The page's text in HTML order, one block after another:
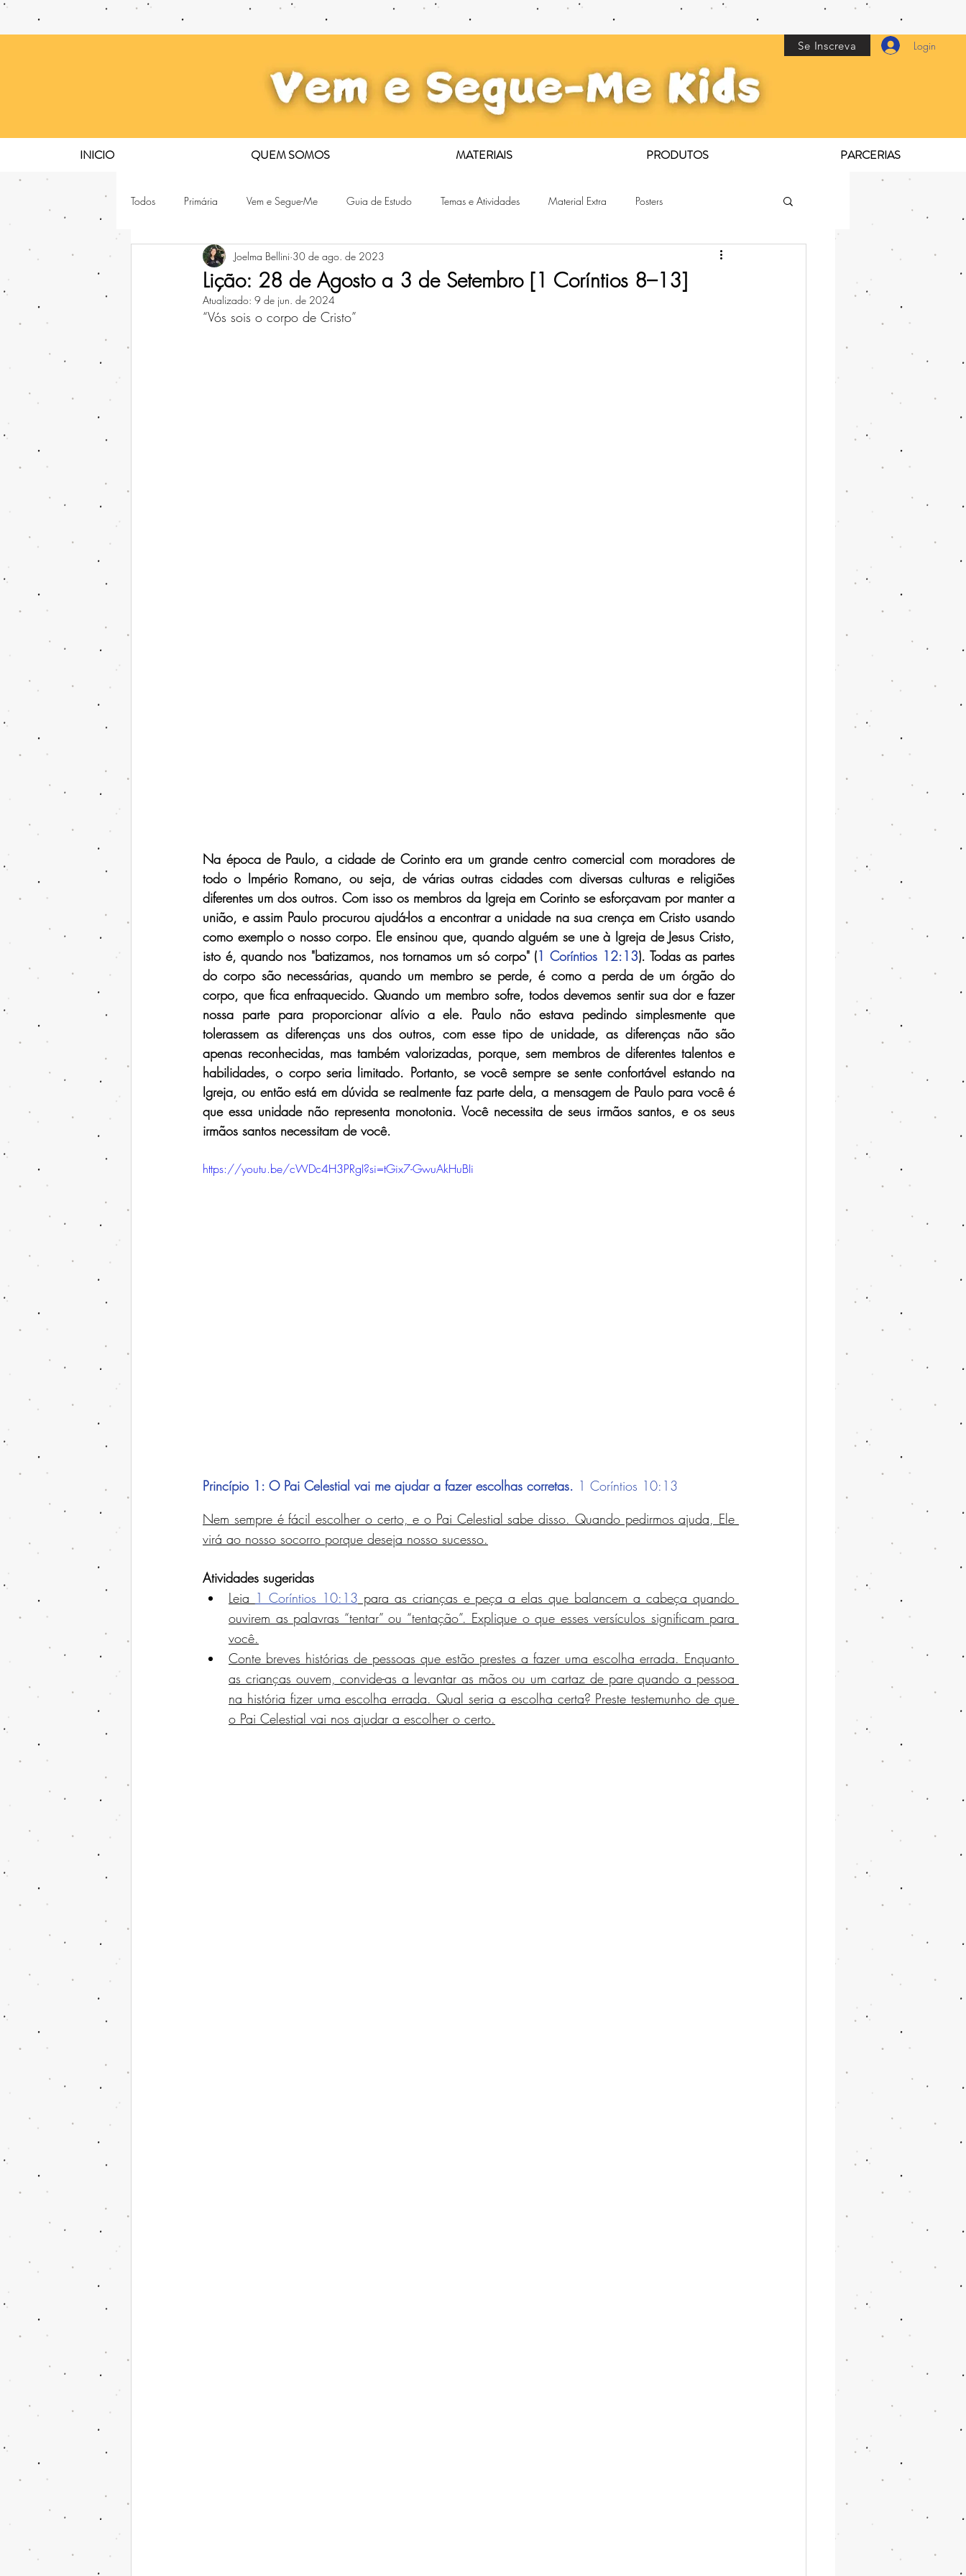
Se Inscreva Login
INICIO QUEM SOMOS MATERIAIS PRODUTOS PARCERIAS
Todos Primária Vem e Segue-Me Guia de Estudo Temas e Atividades Material Extra Posters
Lição: 28 de Agosto a 3 de Setembro [1 Coríntios 8–13]
Joelma Bellini 30 de ago. de 2023
Atualizado: 9 de jun. de 2024
“Vós sois o corpo de Cristo”
Na época de Paulo, a cidade de Corinto era um grande centro comercial com moradores de
todo o Império Romano, ou seja, de várias outras cidades com diversas culturas e religiões
diferentes um dos outros. Com isso os membros da Igreja em Corinto se esforçavam por manter a
união, e assim Paulo procurou ajudá-los a encontrar a unidade na sua crença em Cristo usando
como exemplo o nosso corpo. Ele ensinou que, quando alguém se une à Igreja de Jesus Cristo,
isto é, quando nos "batizamos, nos tornamos um só corpo" (1 Coríntios 12:13). Todas as partes
do corpo são necessárias, quando um membro se perde, é como a perda de um órgão do
corpo, que fica enfraquecido. Quando um membro sofre, todos devemos sentir sua dor e fazer
nossa parte para proporcionar alívio a ele. Paulo não estava pedindo simplesmente que
tolerassem as diferenças uns dos outros, com esse tipo de unidade, as diferenças não são
apenas reconhecidas, mas também valorizadas, porque, sem membros de diferentes talentos e
habilidades, o corpo seria limitado. Portanto, se você sempre se sente confortável estando na
Igreja, ou então está em dúvida se realmente faz parte dela, a mensagem de Paulo para você é
que essa unidade não representa monotonia. Você necessita de seus irmãos santos, e os seus
irmãos santos necessitam de você.
https://youtu.be/cWDc4H3PRgI?si=tGix7-GwuAkHuBIi
Princípio 1: O Pai Celestial vai me ajudar a fazer escolhas corretas. 1 Coríntios 10:13
Nem sempre é fácil escolher o certo, e o Pai Celestial sabe disso. Quando pedirmos ajuda, Ele
virá ao nosso socorro porque deseja nosso sucesso.
Atividades sugeridas
Leia 1 Coríntios 10:13 para as crianças e peça a elas que balancem a cabeça quando
ouvirem as palavras “tentar” ou “tentação”. Explique o que esses versículos significam para
você.
Conte breves histórias de pessoas que estão prestes a fazer uma escolha errada. Enquanto
as crianças ouvem, convide-as a levantar as mãos ou um cartaz de pare quando a pessoa
na história fizer uma escolha errada. Qual seria a escolha certa? Preste testemunho de que
o Pai Celestial vai nos ajudar a escolher o certo.